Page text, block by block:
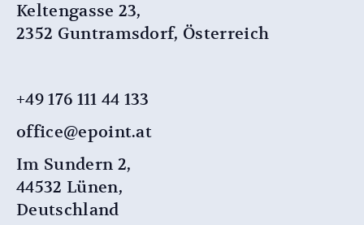
Keltengasse 23,
2352 Guntramsdorf, Österreich
+49 176 111 44 133
office@epoint.at
Im Sundern 2,
44532 Lünen,
Deutschland